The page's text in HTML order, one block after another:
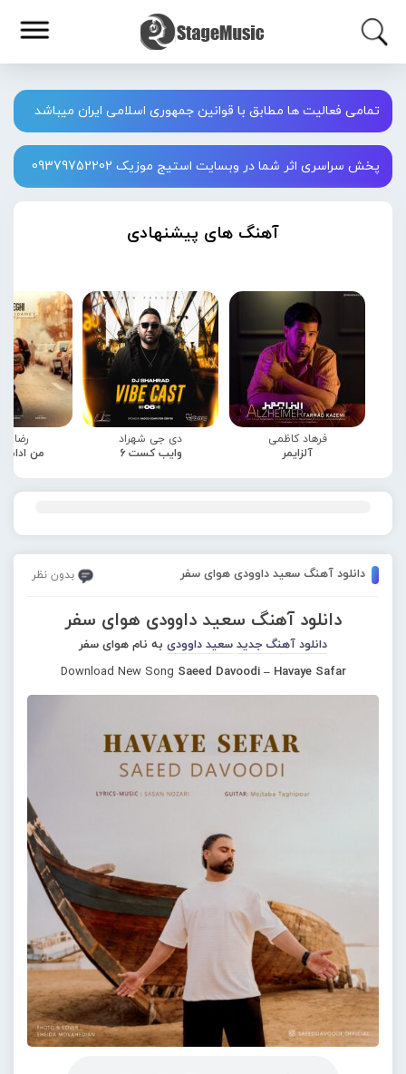
تمامی فعالیت ها مطابق با قوانین جمهوری اسلامی ایران میباشد
پخش سراسری اثر شما در وبسایت استیج موزیک 09379752202
آهنگ های پیشنهادی
فرهاد کاظمی
آلزایمر
دی جی شهراد
وایب کست 6
رضا
من
دانلود آهنگ سعید داوودی هوای سفر بدون نظر
دانلود آهنگ سعید داوودی هوای سفر
دانلود آهنگ جدید سعید داوودی به نام هوای سفر
Download New Song Saeed Davoodi – Havaye Safar